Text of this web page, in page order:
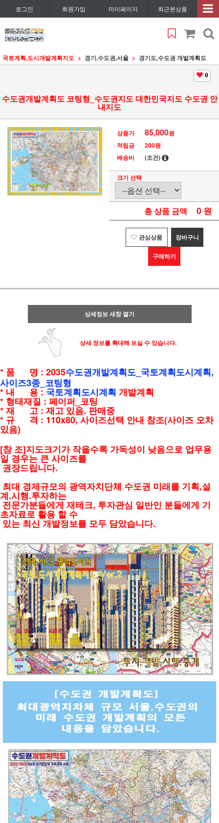
로그인 회원가입 마이페이지 최근본상품
국토계획,도시개발계획지도 경기,수도권,서울 경기도,수도권 개발계획도
0
수도권개발계획도 코팅형_수도권지도 대한민국지도 수도권 안
내지도
상품가 85,000원
적립금
200원
배송비
(조건)
크기 선택
총 상품 금액 0 원
관심상품 장바구니
구매하기
상세정보 새창 열기
상세 정보를 확대해 보실 수 있습니다.
* 품 명 : 2035수도권개발계획도_ 국토계획도시계획,
사이즈3종_코팅형
* 내 용 :국토계획도시계획 개발계획
* 형태재질 : 페이퍼_코팅
* 재 고 : 재고 있음. 판매중
* 규 격 : 110x80, 사이즈선택 안내 참조(사이즈 오차
있음)
[참 조]지도크기가 작을수록 가독성이 낮음으로 업무용
일 경우는 큰 사이즈를
권장드립니다.
최대 경제규모의 광역자치단체 수도권 미래를 기획,설
계.시행.투자하는
전문가분들에게 재테크, 투자관심 일반인 분들에게 기
초자료로 활용 할 수
있는 최신 개발정보를 모두 담았습니다.